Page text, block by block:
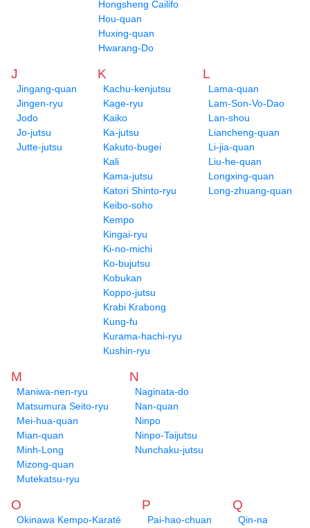
Hongsheng Cailifo
Hou-quan
Huxing-quan
Hwarang-Do
J
Jingang-quan
Jingen-ryu
Jodo
Jo-jutsu
Jutte-jutsu
K
Kachu-kenjutsu
Kage-ryu
Kaiko
Ka-jutsu
Kakuto-bugei
Kali
Kama-jutsu
Katori Shinto-ryu
Keibo-soho
Kempo
Kingai-ryu
Ki-no-michi
Ko-bujutsu
Kobukan
Koppo-jutsu
Krabi Krabong
Kung-fu
Kurama-hachi-ryu
Kushin-ryu
L
Lama-quan
Lam-Son-Vo-Dao
Lan-shou
Liancheng-quan
Li-jia-quan
Liu-he-quan
Longxing-quan
Long-zhuang-quan
M
Maniwa-nen-ryu
Matsumura Seito-ryu
Mei-hua-quan
Mian-quan
Minh-Long
Mizong-quan
Mutekatsu-ryu
N
Naginata-do
Nan-quan
Ninpo
Ninpo-Taijutsu
Nunchaku-jutsu
O
Okinawa Kempo-Karaté
P
Pai-hao-chuan
Q
Qin-na